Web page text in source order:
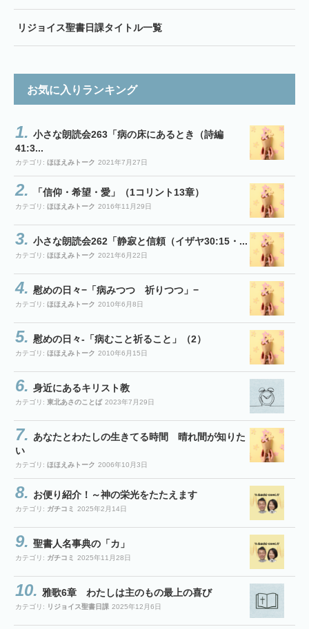
リジョイス聖書日課タイトル一覧
お気に入りランキング
小さな朗読会263「病の床にあるとき（詩編
41:3...
カテゴリ: ほほえみトーク 2021年7月27日
「信仰・希望・愛」（1コリント13章）
カテゴリ: ほほえみトーク 2016年11月29日
小さな朗読会262「静寂と信頼（イザヤ30:15・...
カテゴリ: ほほえみトーク 2021年6月22日
慰めの日々−「病みつつ 祈りつつ」−
カテゴリ: ほほえみトーク 2010年6月8日
慰めの日々-「病むこと祈ること」（2）
カテゴリ: ほほえみトーク 2010年6月15日
身近にあるキリスト教
カテゴリ: 東北あさのことば 2023年7月29日
あなたとわたしの生きてる時間 晴れ間が知りた
い
カテゴリ: ほほえみトーク 2006年10月3日
お便り紹介！～神の栄光をたたえます
カテゴリ: ガチコミ 2025年2月14日
聖書人名事典の「カ」
カテゴリ: ガチコミ 2025年11月28日
雅歌6章 わたしは主のもの最上の喜び
カテゴリ: リジョイス聖書日課 2025年12月6日